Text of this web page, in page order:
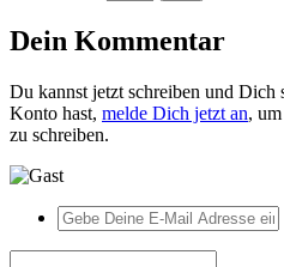
Dein Kommentar
Du kannst jetzt schreiben und Dich
Konto hast, melde Dich jetzt an,
zu schreiben.